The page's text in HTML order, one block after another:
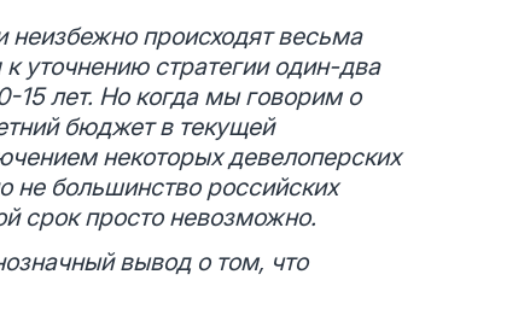
происходят весьма
уточнению стратегии один-два
15 лет. Но когда мы говорим о
бюджет в текущей
некоторых девелоперских
не большинство российских
срок просто невозможно.
вывод о том, что